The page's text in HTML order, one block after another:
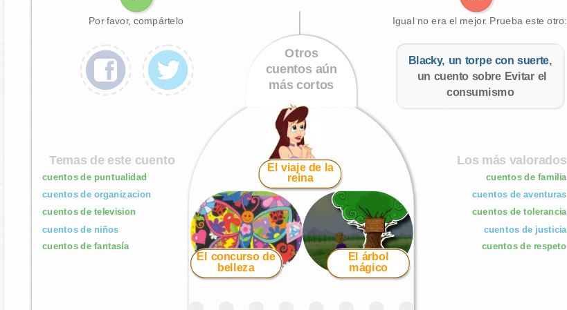
Por favor, compártelo Igual no era el mejor. Prueba este otro:
Blacky, un torpe con suerte,
un cuento sobre Evitar el
consumismo
Temas de este cuento
cuentos de puntualidad
cuentos de organizacion
cuentos de television
cuentos de niños
cuentos de fantasía
Otros
cuentos aún
más cortos
El viaje de la
reina
El árbol
mágico
El concurso de
belleza
Los más valorados
cuentos de familia
cuentos de aventuras
cuentos de tolerancia
cuentos de justicia
cuentos de respeto